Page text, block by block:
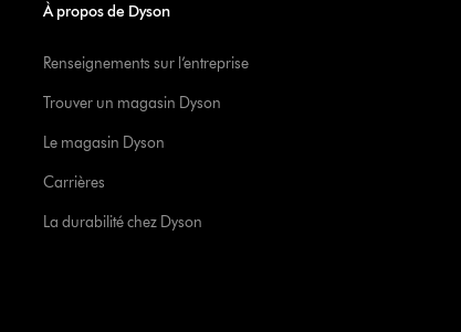
À propos de Dyson
Renseignements sur l’entreprise
Trouver un magasin Dyson
Le magasin Dyson
Carrières
La durabilité chez Dyson